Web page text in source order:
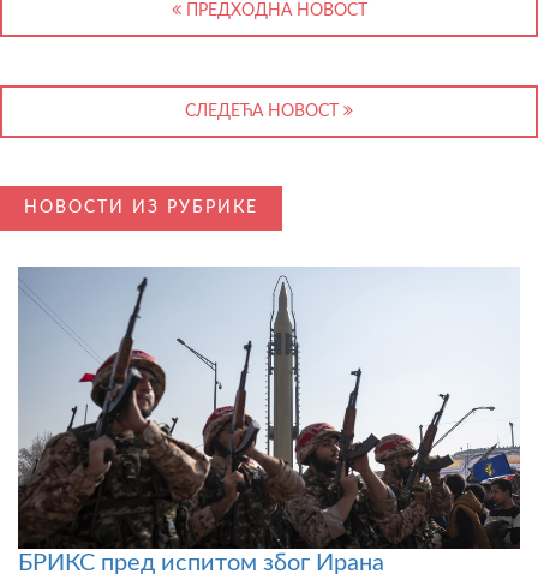
ПРЕДХОДНА НОВОСТ
СЛЕДЕЋА НОВОСТ
НОВОСТИ ИЗ РУБРИКЕ
БРИКС пред испитом због Ирана